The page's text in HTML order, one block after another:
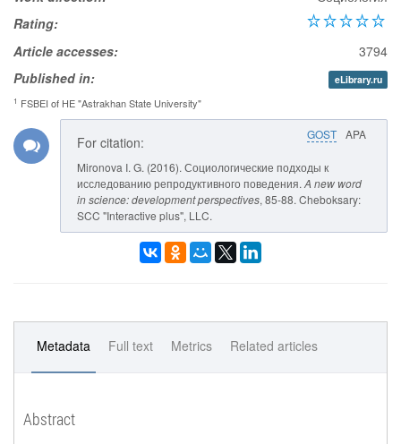
Rating:
Article accesses:
3794
Published in:
eLibrary.ru
1 FSBEI of HE "Astrakhan State University"
GOST APA
For citation:
Mironova I. G. (2016). Социологические подходы к
исследованию репродуктивного поведения. A new word
in science: development perspectives, 85-88. Cheboksary:
SCC "Interactive plus", LLC.
Metadata Full text Metrics Related articles
Abstract